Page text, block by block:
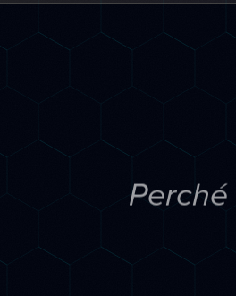
Perché